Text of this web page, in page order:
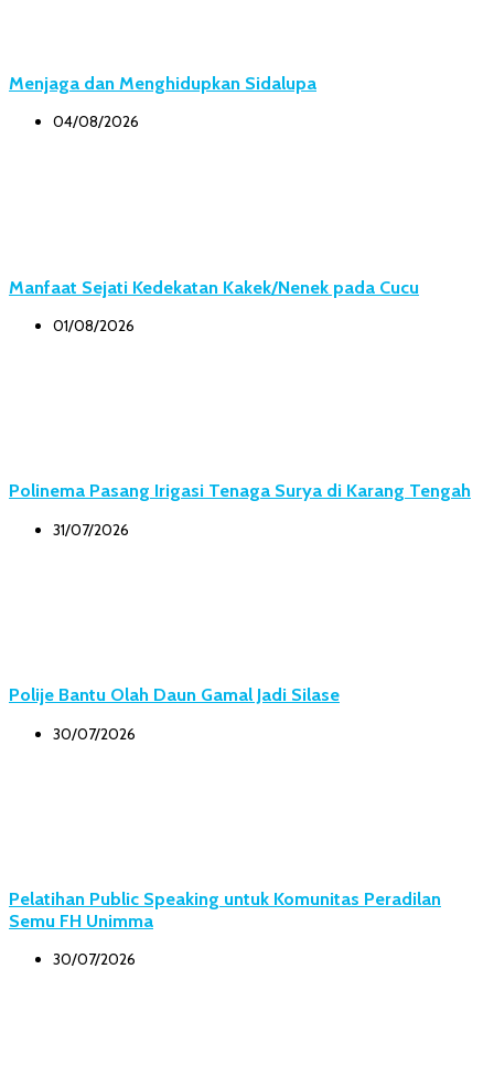
Menjaga dan Menghidupkan Sidalupa
04/08/2026
Manfaat Sejati Kedekatan Kakek/Nenek pada Cucu
01/08/2026
Polinema Pasang Irigasi Tenaga Surya di Karang Tengah
31/07/2026
Polije Bantu Olah Daun Gamal Jadi Silase
30/07/2026
Pelatihan Public Speaking untuk Komunitas Peradilan
Semu FH Unimma
30/07/2026